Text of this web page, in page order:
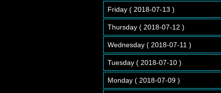
Friday ( 2018-07-13 )
Thursday ( 2018-07-12 )
Wednesday ( 2018-07-11 )
Tuesday ( 2018-07-10 )
Monday ( 2018-07-09 )